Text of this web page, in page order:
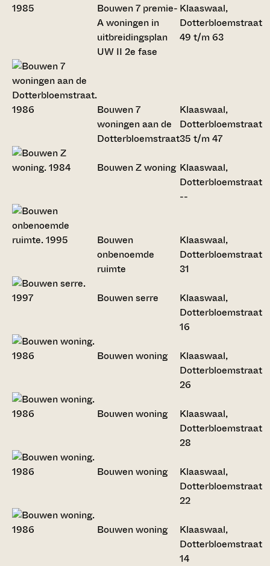
Bouwen 7 premie-
A woningen in
uitbreidingsplan
UW II 2e fase
Klaaswaal,
Dotterbloemstraat
49 t/m 63
Bouwen 7
woningen aan de
Dotterbloemstraat
Klaaswaal,
Dotterbloemstraat
35 t/m 47
Bouwen Z woning Klaaswaal,
Dotterbloemstraat
--
Bouwen
onbenoemde
ruimte
Klaaswaal,
Dotterbloemstraat
31
Bouwen serre
Klaaswaal,
Dotterbloemstraat
16
Bouwen woning
Klaaswaal,
Dotterbloemstraat
26
Bouwen woning
Klaaswaal,
Dotterbloemstraat
28
Bouwen woning
Klaaswaal,
Dotterbloemstraat
22
Bouwen woning
Klaaswaal,
Dotterbloemstraat
14